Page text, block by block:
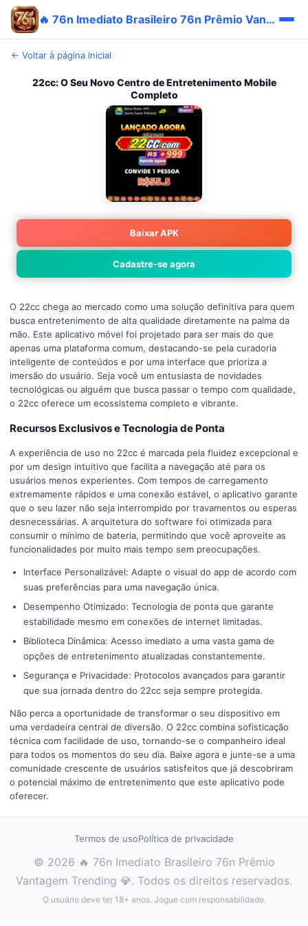
🔥 76n Imediato Brasileiro 76n Prêmio Vantagem Trending 💎
← Voltar à página inicial
22cc: O Seu Novo Centro de Entretenimento Mobile
Completo
Baixar APK
Cadastre-se agora
O 22cc chega ao mercado como uma solução definitiva para quem
busca entretenimento de alta qualidade diretamente na palma da
mão. Este aplicativo móvel foi projetado para ser mais do que
apenas uma plataforma comum, destacando-se pela curadoria
inteligente de conteúdos e por uma interface que prioriza a
imersão do usuário. Seja você um entusiasta de novidades
tecnológicas ou alguém que busca passar o tempo com qualidade,
o 22cc oferece um ecossistema completo e vibrante.
Recursos Exclusivos e Tecnologia de Ponta
A experiência de uso no 22cc é marcada pela fluidez excepcional e
por um design intuitivo que facilita a navegação até para os
usuários menos experientes. Com tempos de carregamento
extremamente rápidos e uma conexão estável, o aplicativo garante
que o seu lazer não seja interrompido por travamentos ou esperas
desnecessárias. A arquitetura do software foi otimizada para
consumir o mínimo de bateria, permitindo que você aproveite as
funcionalidades por muito mais tempo sem preocupações.
Interface Personalizável: Adapte o visual do app de acordo com
suas preferências para uma navegação única.
Desempenho Otimizado: Tecnologia de ponta que garante
estabilidade mesmo em conexões de internet limitadas.
Biblioteca Dinâmica: Acesso imediato a uma vasta gama de
opções de entretenimento atualizadas constantemente.
Segurança e Privacidade: Protocolos avançados para garantir
que sua jornada dentro do 22cc seja sempre protegida.
Não perca a oportunidade de transformar o seu dispositivo em
uma verdadeira central de diversão. O 22cc combina sofisticação
técnica com facilidade de uso, tornando-se o companheiro ideal
para todos os momentos do seu dia. Baixe agora e junte-se a uma
comunidade crescente de usuários satisfeitos que já descobriram
o potencial máximo de entretenimento que este aplicativo pode
oferecer.
Termos de usoPolítica de privacidade
© 2026 🔥 76n Imediato Brasileiro 76n Prêmio
Vantagem Trending 💎. Todos os direitos reservados.
O usuário deve ter 18+ anos. Jogue com responsabilidade.